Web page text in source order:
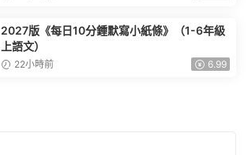
2027版《每日10分鍾默寫小紙條》（1-6年級
上語文）
22小時前 6.99